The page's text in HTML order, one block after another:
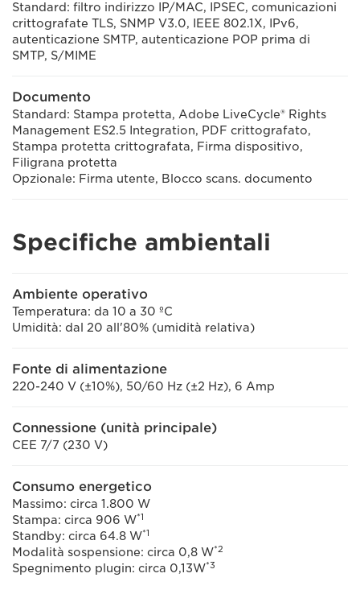
Standard: filtro indirizzo IP/MAC, IPSEC, comunicazioni
crittografate TLS, SNMP V3.0, IEEE 802.1X, IPv6,
autenticazione SMTP, autenticazione POP prima di
SMTP, S/MIME
Documento
Standard: Stampa protetta, Adobe LiveCycle® Rights
Management ES2.5 Integration, PDF crittografato,
Stampa protetta crittografata, Firma dispositivo,
Filigrana protetta
Opzionale: Firma utente, Blocco scans. documento
Specifiche ambientali
Ambiente operativo
Temperatura: da 10 a 30 ºC
Umidità: dal 20 all'80% (umidità relativa)
Fonte di alimentazione
220-240 V (±10%), 50/60 Hz (±2 Hz), 6 Amp
Connessione (unità principale)
CEE 7/7 (230 V)
Consumo energetico
Massimo: circa 1.800 W
Stampa: circa 906 W*1
Standby: circa 64.8 W*1
Modalità sospensione: circa 0,8 W*2
Spegnimento plugin: circa 0,13W*3